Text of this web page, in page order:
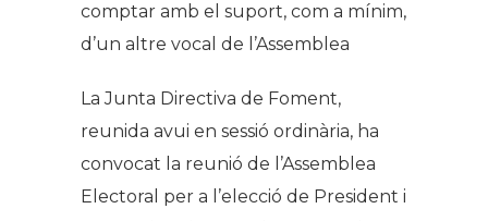
comptar amb el suport, com a mínim,
d’un altre vocal de l’Assemblea
La Junta Directiva de Foment,
reunida avui en sessió ordinària, ha
convocat la reunió de l’Assemblea
Electoral per a l’elecció de President i